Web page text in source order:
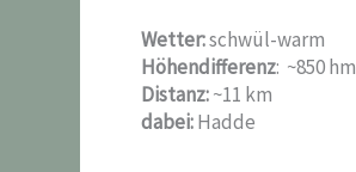
Wetter:schwül-warm
Höhendifferenz: ~850 hm
Distanz:~11 km
dabei:Hadde